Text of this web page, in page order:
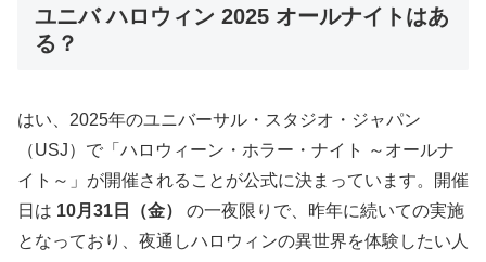
ユニバ ハロウィン 2025 オールナイトはあ
る？
はい、2025年のユニバーサル・スタジオ・ジャパン
（USJ）で「ハロウィーン・ホラー・ナイト ～オールナ
イト～」が開催されることが公式に決まっています。開催
日は 10月31日（金）
の一夜限りで、昨年に続いての実施
となっており、夜通しハロウィンの異世界を体験したい人